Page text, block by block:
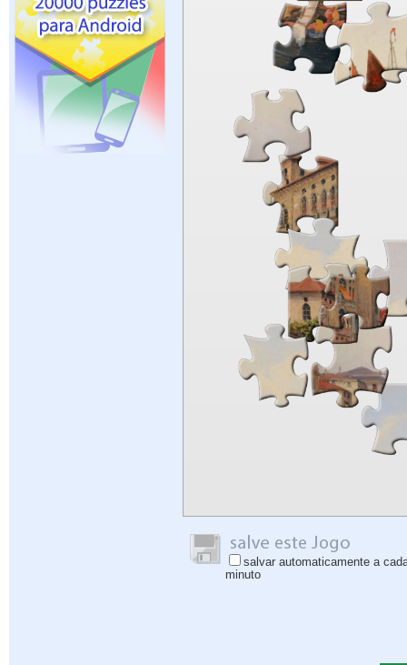
salvar automaticamente a
minuto